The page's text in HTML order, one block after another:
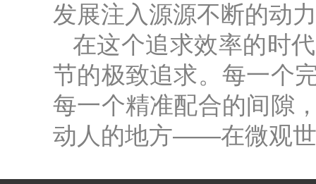
发展注入源源不断的动
在这个追求效率的时
节的极致追求。每一个
每一个精准配合的间隙
动人的地方——在微观世